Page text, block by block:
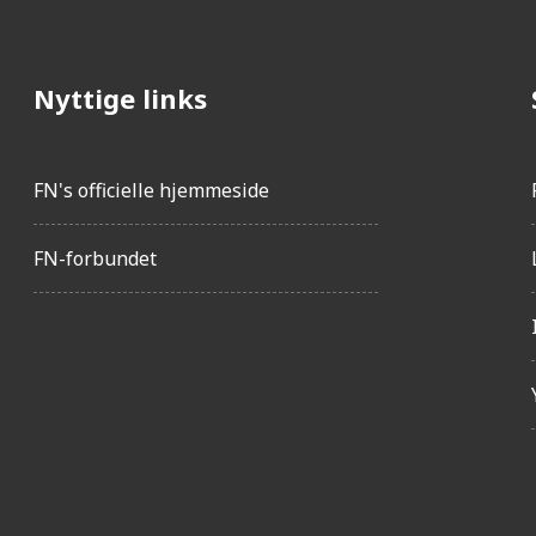
Nyttige links
FN's officielle hjemmeside
FN-forbundet